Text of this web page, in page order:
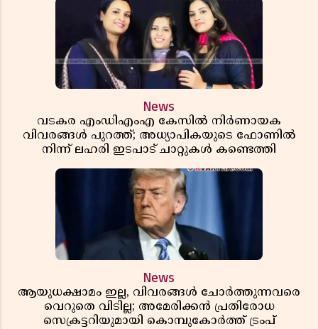
News
വടകര എംഡിഎംഎ കേസിൽ നിർണായക
വിവരങ്ങൾ പുറത്ത്; അധ്യാപികയുടെ ഫോണിൽ
നിന്ന് ലഹരി ഇടപാട് ചാറ്റുകൾ കണ്ടെത്തി
News
ആയുധക്ഷാമം ഇല്ല, വിവരങ്ങൾ ചോർത്തുന്നവരെ
വെറുതെ വിടില്ല; അമേരിക്കൻ പ്രതിരോധ
സെക്രട്ടറിയുമായി കൊമ്പുകോർത്ത് ട്രംപ്